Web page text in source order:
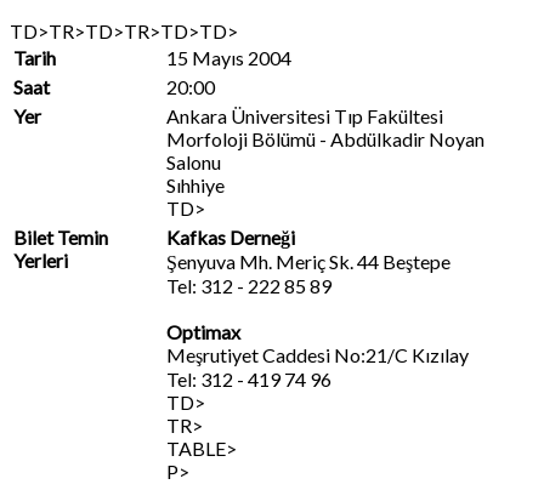
TD>TR>TD>TR>TD>TD>
Tarih
15 Mayıs 2004
Saat
20:00
Yer
Ankara Üniversitesi Tıp Fakültesi
Morfoloji Bölümü - Abdülkadir Noyan
Salonu
Sıhhiye
TD>
Bilet Temin
Yerleri
Kafkas Derneği
Şenyuva Mh. Meriç Sk. 44 Beştepe
Tel: 312 - 222 85 89
Optimax
Meşrutiyet Caddesi No:21/C Kızılay
Tel: 312 - 419 74 96
TD>
TR>
TABLE>
P>